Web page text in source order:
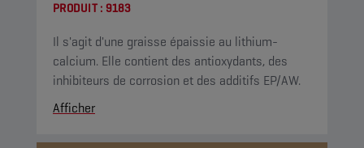
PRODUIT : 9183
Il s'agit d'une graisse épaissie au lithium-
calcium. Elle contient des antioxydants, des
inhibiteurs de corrosion et des additifs EP/AW.
Afficher